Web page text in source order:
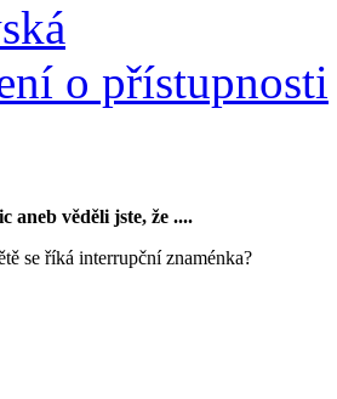
o přístupnosti
aneb věděli jste, že ....
se říká interrupční znaménka?